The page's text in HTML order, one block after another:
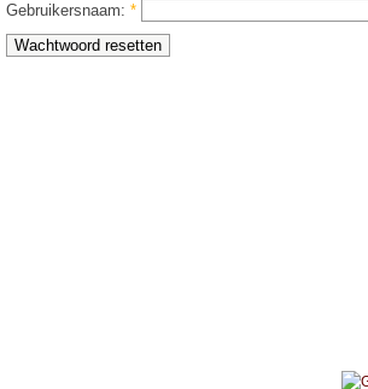
Gebruikersnaam: *